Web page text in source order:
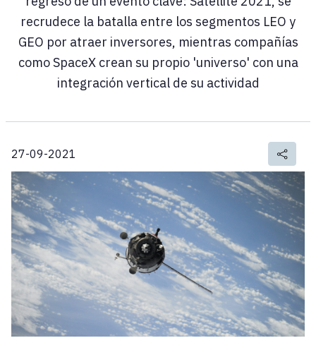
recrudece la batalla entre los segmentos LEO y
GEO por atraer inversores, mientras compañías
como SpaceX crean su propio 'universo' con una
integración vertical de su actividad
27-09-2021